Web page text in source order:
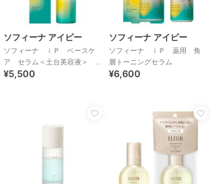
ソフィーナ アイピー
ソフィーナ ｉＰ ベースケ
ア セラム＜土台美容液＞
９０Ｇ
¥5,500
ソフィーナ アイピー
ソフィーナ ｉＰ 薬用 角
層トーニングセラム
¥6,600